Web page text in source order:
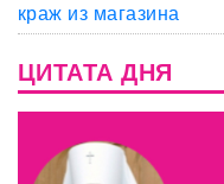
краж из магазина
ЦИТАТА ДНЯ